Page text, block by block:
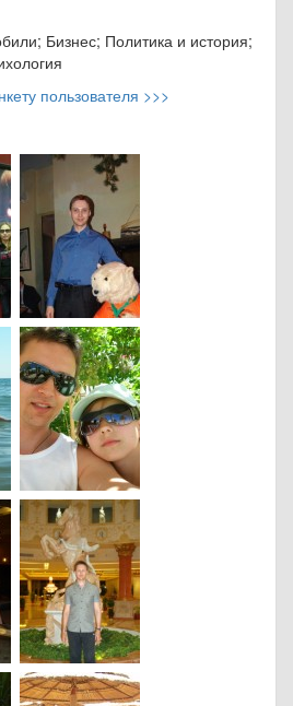
Бизнес; Политика и история;
пользователя >>>